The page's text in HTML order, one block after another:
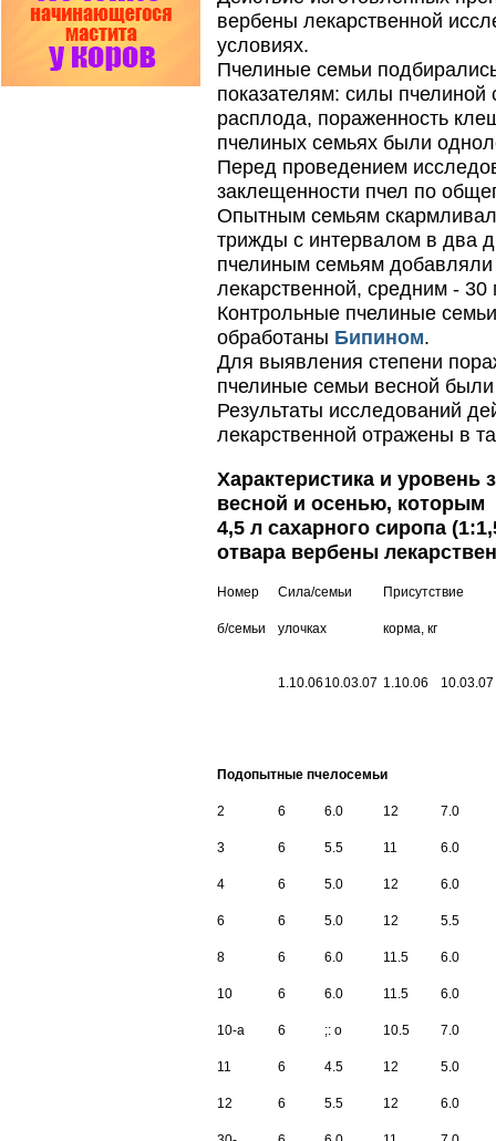
дупла, где…
Варроадез - это лучшее
современное средство
вербены лекарственной
условиях.
Пчелиные семьи
показателям: силы пчелиной
расплода, пораженность
пчелиных семьях были
Перед проведением
заклещенности пчел по
Опытным семьям
трижды с интервалом в два
пчелиным семьям
лекарственной, средним -
Контрольные пчелиные
обработаны Бипином.
Для выявления степени
пчелиные семьи весной
Результаты исследований
лекарственной отражены в
Характеристика и уровень
весной и осенью, которым
4,5 л сахарного сиропа
отвара вербены
Номер
б/семьи
Сила/семьи
улочках
Присутствие
корма, кг
1.10.06 10.03.07 1.10.06 10.03.07
Подопытные пчелосемьи
2 6 6.0 12 7.0
3 6 5.5 11 6.0
4 6 5.0 12 6.0
6 6 5.0 12 5.5
8 6 6.0 11.5 6.0
10 6 6.0 11.5 6.0
10-а 6 ;: о 10.5 7.0
11 6 4.5 12 5.0
12 6 5.5 12 6.0